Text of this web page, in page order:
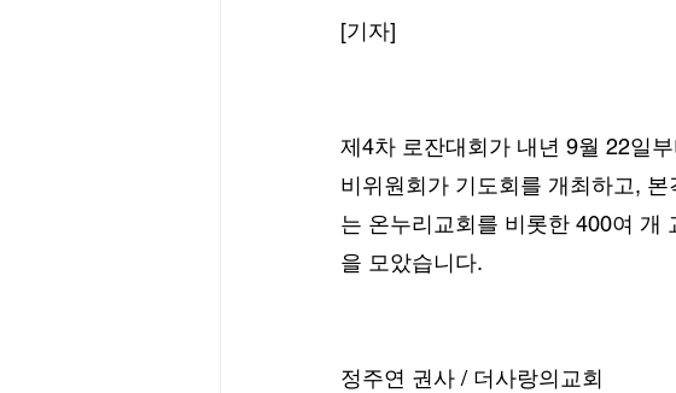
[기자]
제4차 로잔대회가 내년 9월 22일
비위원회가 기도회를 개최하고,
는 온누리교회를 비롯한 400여 개
을 모았습니다.
정주연 권사 / 더사랑의교회